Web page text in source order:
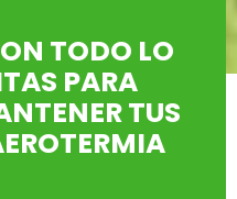
TODO LO
PARA
TUS